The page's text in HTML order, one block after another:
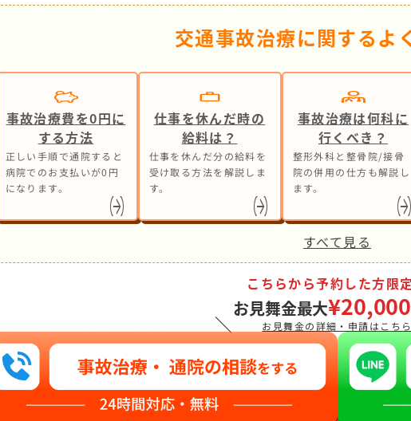
交通事故治療に関するよ
事故治療費を0円に
する方法
正しい手順で通院すると
病院でのお支払いが0円
になります。
仕事を休んだ時の
給料は？
仕事を休んだ分の給料を
受け取る方法を解説しま
す。
事故治療は何科に
行くべき？
整形外科と整骨院/接骨
院の併用の仕方も解説し
ます。
すべて見る
＼
こちらから予約した方限
お見舞金最大¥20,000
お見舞金の詳細・申請はこちら